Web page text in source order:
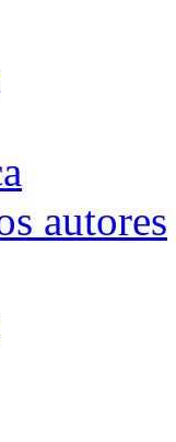
autores